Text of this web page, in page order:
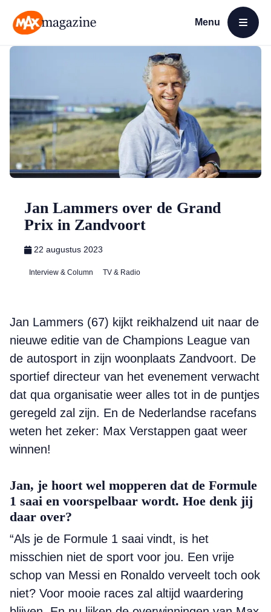
Menu
Open menu
Jan Lammers over de Grand
Prix in Zandvoort
22 augustus 2023
Interview & Column TV & Radio
Jan Lammers (67) kijkt reikhalzend uit naar de
nieuwe editie van de Champions League van
de autosport in zijn woonplaats Zandvoort. De
sportief directeur van het evenement verwacht
dat qua organisatie weer alles tot in de puntjes
geregeld zal zijn. En de Nederlandse racefans
weten het zeker: Max Verstappen gaat weer
winnen!
Jan, je hoort wel mopperen dat de Formule
1 saai en voorspelbaar wordt. Hoe denk jij
daar over?
“Als je de Formule 1 saai vindt, is het
misschien niet de sport voor jou. Een vrije
schop van Messi en Ronaldo verveelt toch ook
niet? Voor mooie races zal altijd waardering